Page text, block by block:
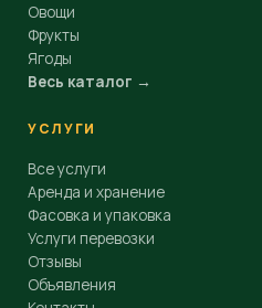
Овощи
Фрукты
Ягоды
Весь каталог →
УСЛУГИ
Все услуги
Аренда и хранение
Фасовка и упаковка
Услуги перевозки
Отзывы
Объявления